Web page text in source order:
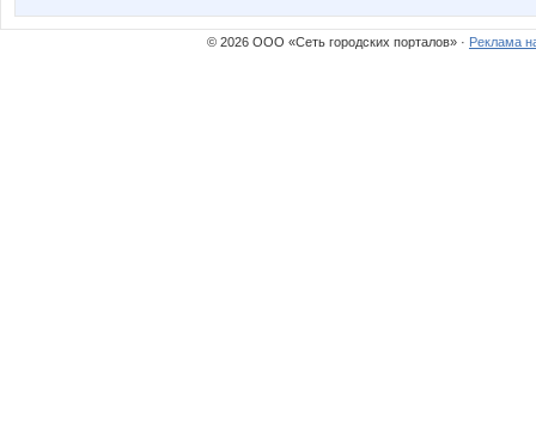
© 2026 ООО «Сеть городских порталов» · Реклама